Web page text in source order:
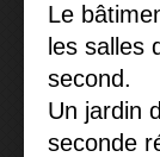
Le
les salles
second.
Un jardin
seconde